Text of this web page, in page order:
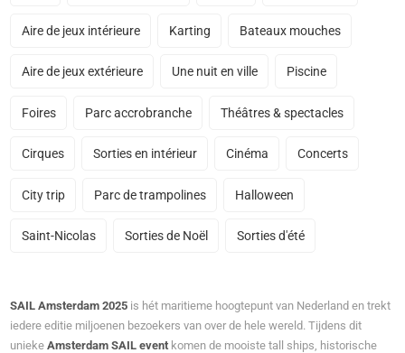
Aire de jeux intérieure Karting Bateaux mouches
Aire de jeux extérieure Une nuit en ville Piscine
Foires Parc accrobranche Théâtres & spectacles
Cirques Sorties en intérieur Cinéma Concerts
City trip Parc de trampolines Halloween
Saint-Nicolas Sorties de Noël Sorties d'été
SAIL Amsterdam 2025 is hét maritieme hoogtepunt van Nederland en trekt
iedere editie miljoenen bezoekers van over de hele wereld. Tijdens dit
uniekeAmsterdam SAIL event komen de mooiste tall ships, historische